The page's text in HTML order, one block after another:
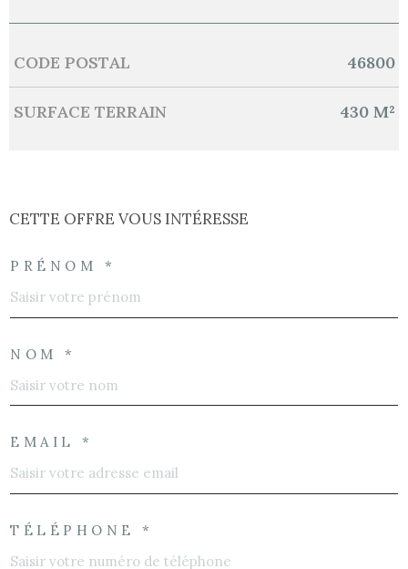
Caractérisque Valeurs
CODE POSTAL 46800
SURFACE TERRAIN 430 M²
CETTE OFFRE VOUS INTÉRESSE
PRÉNOM *
NOM *
EMAIL *
TÉLÉPHONE *